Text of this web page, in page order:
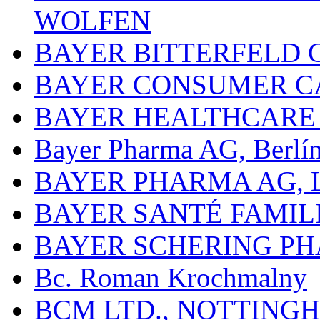
WOLFEN
BAYER BITTERFELD
BAYER CONSUMER
BAYER
Bayer Pharma AG,
BAYER PHARMA AG,
BAYER SANTÉ
BAYER SCHERING
Bc. Roman Krochmalny
BCM LTD.,